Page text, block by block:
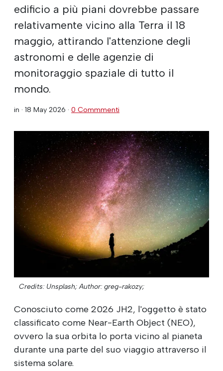
edificio a più piani dovrebbe passare
relativamente vicino alla Terra il 18
maggio, attirando l'attenzione degli
astronomi e delle agenzie di
monitoraggio spaziale di tutto il
mondo.
in · 18 May 2026 · 0 Commmenti
Credits: Unsplash; Author: greg-rakozy;
Conosciuto come 2026 JH2, l'oggetto è stato
classificato come Near-Earth Object (NEO),
ovvero la sua orbita lo porta vicino al pianeta
durante una parte del suo viaggio attraverso il
sistema solare.